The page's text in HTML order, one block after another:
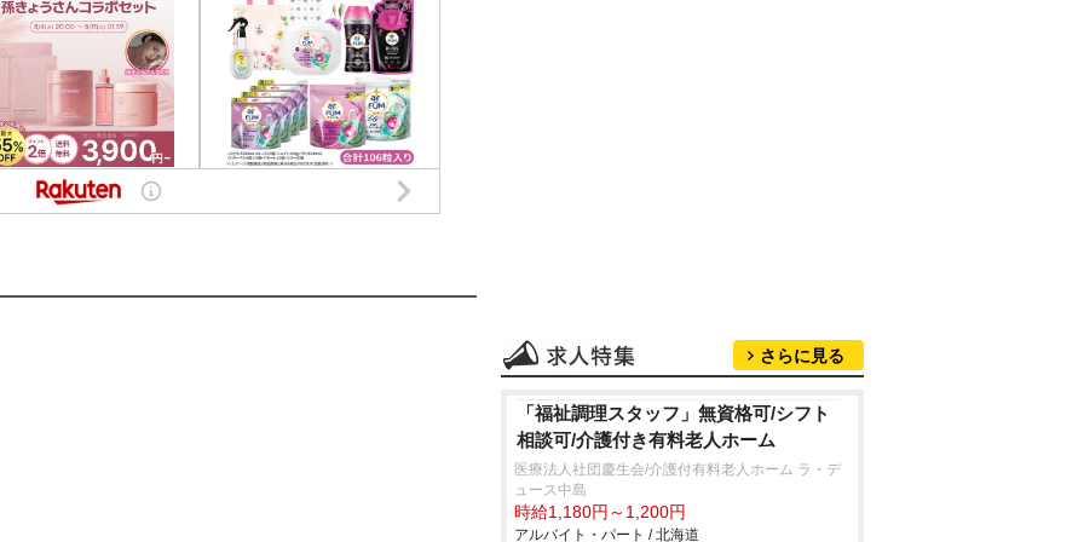
さらに見る
「福祉調理スタッフ」無資格可/シフト
相談可/介護付き有料老人ホーム
医療法人社団慶生会/介護付有料老人ホーム ラ・デ
ュース中島
時給1,180円～1,200円
アルバイト・パート / 北海道